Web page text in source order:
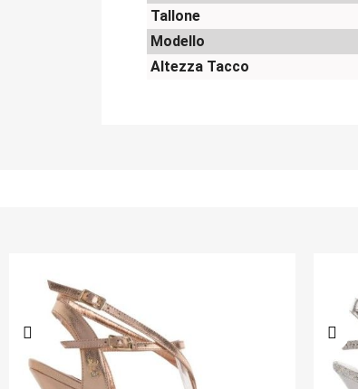
Tallone
Modello
Altezza Tacco